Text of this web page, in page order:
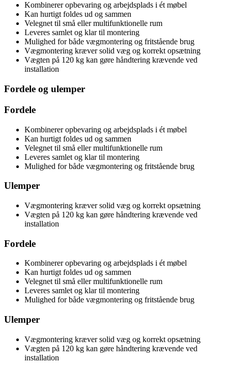
Kombinerer opbevaring og arbejdsplads i ét møbel
Kan hurtigt foldes ud og sammen
Velegnet til små eller multifunktionelle rum
Leveres samlet og klar til montering
Mulighed for både vægmontering og fritstående brug
Vægmontering kræver solid væg og korrekt opsætning
Vægten på 120 kg kan gøre håndtering krævende ved
installation
Fordele og ulemper
Fordele
Kombinerer opbevaring og arbejdsplads i ét møbel
Kan hurtigt foldes ud og sammen
Velegnet til små eller multifunktionelle rum
Leveres samlet og klar til montering
Mulighed for både vægmontering og fritstående brug
Ulemper
Vægmontering kræver solid væg og korrekt opsætning
Vægten på 120 kg kan gøre håndtering krævende ved
installation
Fordele
Kombinerer opbevaring og arbejdsplads i ét møbel
Kan hurtigt foldes ud og sammen
Velegnet til små eller multifunktionelle rum
Leveres samlet og klar til montering
Mulighed for både vægmontering og fritstående brug
Ulemper
Vægmontering kræver solid væg og korrekt opsætning
Vægten på 120 kg kan gøre håndtering krævende ved
installation